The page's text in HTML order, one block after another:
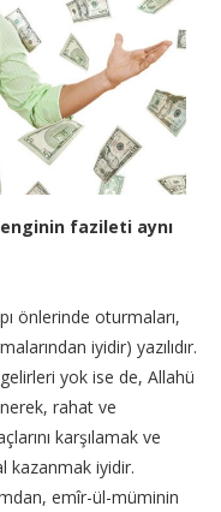
fazileti aynı
önlerinde oturmaları,
iyidir) yazılıdır.
yok ise de, Allahü
rahat ve
karşılamak ve
kazanmak iyidir.
emîr-ül-müminin